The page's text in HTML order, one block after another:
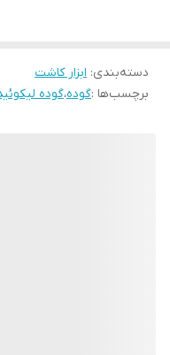
دسته‌بندی: ابزار کاشت
برچسب‌ها :گوده،گوده